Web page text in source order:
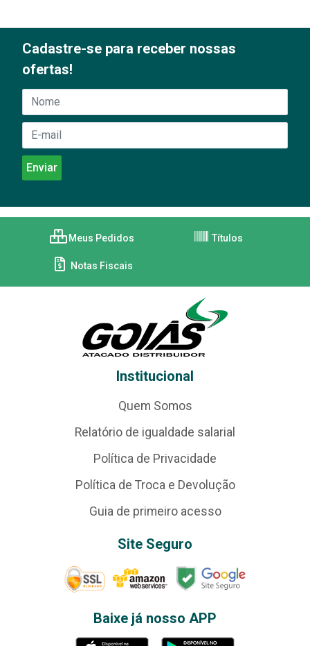
Cadastre-se para receber nossas
ofertas!
Meus Pedidos Títulos
Notas Fiscais
Institucional
Quem Somos
Relatório de igualdade salarial
Política de Privacidade
Política de Troca e Devolução
Guia de primeiro acesso
Site Seguro
Baixe já nosso APP